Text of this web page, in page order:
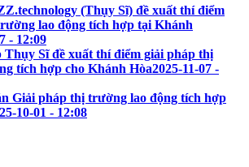
(Thụy Sĩ) đề xuất thí điểm
lao động tích hợp tại Khánh
- 12:09
Thụy Sĩ đề xuất thí điểm giải pháp thị
tích hợp cho Khánh Hòa2025-11-07 -
Giải pháp thị trường lao động tích hợp
10-01 - 12:08